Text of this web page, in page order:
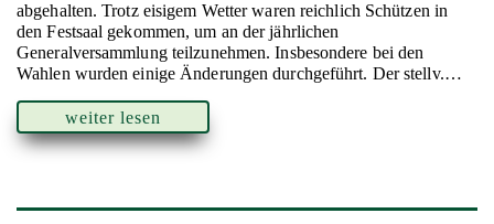
abgehalten. Trotz eisigem Wetter waren reichlich Schützen in
den Festsaal gekommen, um an der jährlichen
Generalversammlung teilzunehmen. Insbesondere bei den
Wahlen wurden einige Änderungen durchgeführt. Der stellv.…
weiter lesen